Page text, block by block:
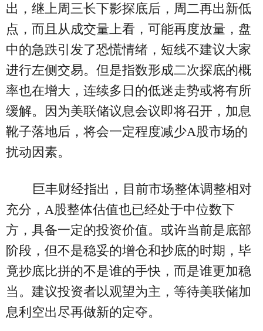
出，继上周三长下影探底后，周二再出新低
点，而且从成交量上看，可能再度放量，盘
中的急跌引发了恐慌情绪，短线不建议大家
进行左侧交易。但是指数形成二次探底的概
率也在增大，连续多日的低迷走势或将有所
缓解。因为美联储议息会议即将召开，加息
靴子落地后，将会一定程度减少A股市场的
扰动因素。
巨丰财经指出，目前市场整体调整相对
充分，A股整体估值也已经处于中位数下
方，具备一定的投资价值。或许当前是底部
阶段，但不是稳妥的增仓和抄底的时期，毕
竟抄底比拼的不是谁的手快，而是谁更加稳
当。建议投资者以观望为主，等待美联储加
息利空出尽再做新的定夺。